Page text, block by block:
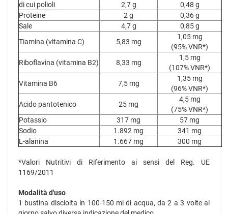
di cui polioli
2,7 g
0,48 g
Proteine
2 g
0,36 g
Sale
4,7 g
0,85 g
Tiamina (vitamina C)
5,83 mg
1,05 mg
(95% VNR*)
Riboflavina (vitamina B2)
8,33 mg
1,5 mg
(107% VNR*)
Vitamina B6
7,5 mg
1,35 mg
(96% VNR*)
Acido pantotenico
25 mg
4,5 mg
(75% VNR*)
Potassio
317 mg
57 mg
Sodio
1.892 mg
341 mg
L-alanina
1.667 mg 300 mg
*Valori Nutritivi di Riferimento ai sensi del Reg. UE
1169/2011
Modalità d'uso
1 bustina disciolta in 100-150 ml di acqua, da 2 a 3 volte al